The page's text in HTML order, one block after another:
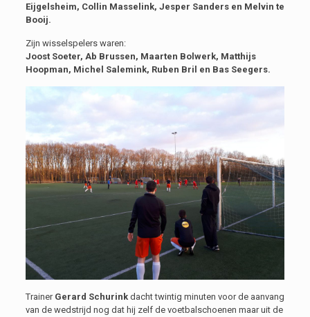
Eijgelsheim, Collin Masselink, Jesper Sanders en Melvin te
Booij.
Zijn wisselspelers waren:
Joost Soeter, Ab Brussen, Maarten Bolwerk, Matthijs
Hoopman, Michel Salemink, Ruben Bril en Bas Seegers.
Trainer Gerard Schurink dacht twintig minuten voor de aanvang
van de wedstrijd nog dat hij zelf de voetbalschoenen maar uit de